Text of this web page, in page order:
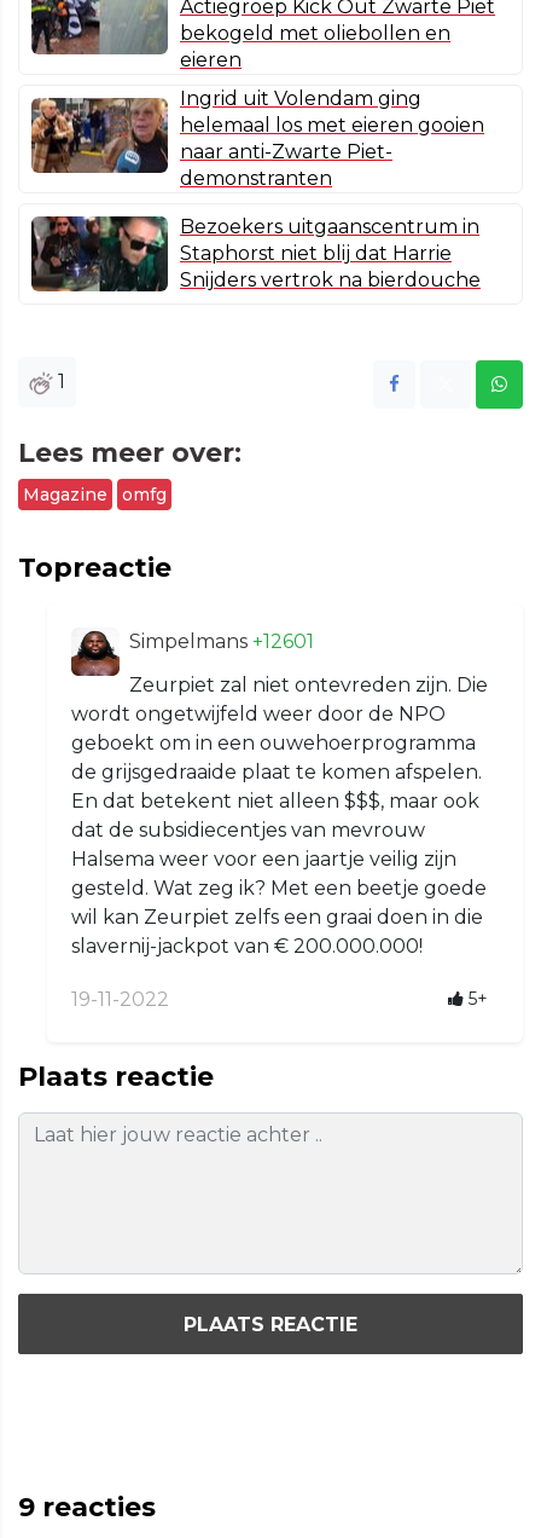
Actiegroep Kick Out Zwarte Piet
bekogeld met oliebollen en
eieren
Ingrid uit Volendam ging
helemaal los met eieren gooien
naar anti-Zwarte Piet-
demonstranten
Bezoekers uitgaanscentrum in
Staphorst niet blij dat Harrie
Snijders vertrok na bierdouche
1
Lees meer over:
Magazine omfg
Topreactie
Simpelmans +12601
Zeurpiet zal niet ontevreden zijn. Die
wordt ongetwijfeld weer door de NPO
geboekt om in een ouwehoerprogramma
de grijsgedraaide plaat te komen afspelen.
En dat betekent niet alleen $$$, maar ook
dat de subsidiecentjes van mevrouw
Halsema weer voor een jaartje veilig zijn
gesteld. Wat zeg ik? Met een beetje goede
wil kan Zeurpiet zelfs een graai doen in die
slavernij-jackpot van € 200.000.000!
19-11-2022 5+
Plaats reactie
PLAATS REACTIE
9 reacties